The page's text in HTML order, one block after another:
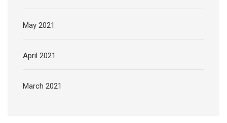
May 2021
April 2021
March 2021